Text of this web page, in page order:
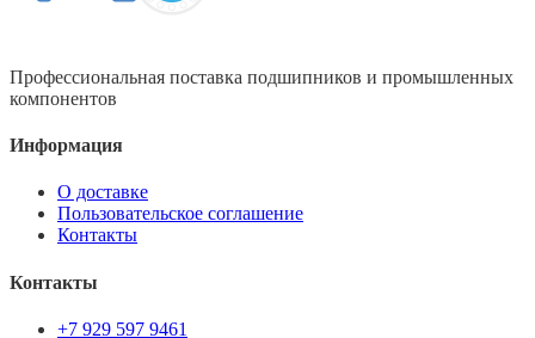
Профессиональная поставка подшипников и промышленных
компонентов
Информация
О доставке
Пользовательское соглашение
Контакты
Контакты
+7 929 597 9461